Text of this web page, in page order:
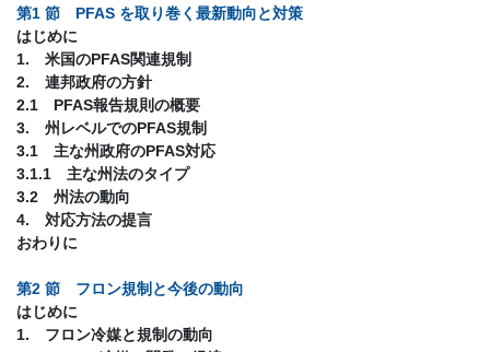
第1 節 PFAS を取り巻く最新動向と対策
はじめに
1. 米国のPFAS関連規制
2. 連邦政府の方針
2.1 PFAS報告規則の概要
3. 州レベルでのPFAS規制
3.1 主な州政府のPFAS対応
3.1.1 主な州法のタイプ
3.2 州法の動向
4. 対応方法の提言
おわりに
第2 節 フロン規制と今後の動向
はじめに
1. フロン冷媒と規制の動向